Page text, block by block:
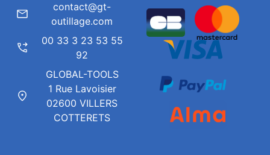
contact@gt-
outillage.com
00 33 3 23 53 55
92
GLOBAL-TOOLS
1 Rue Lavoisier
02600 VILLERS
COTTERETS